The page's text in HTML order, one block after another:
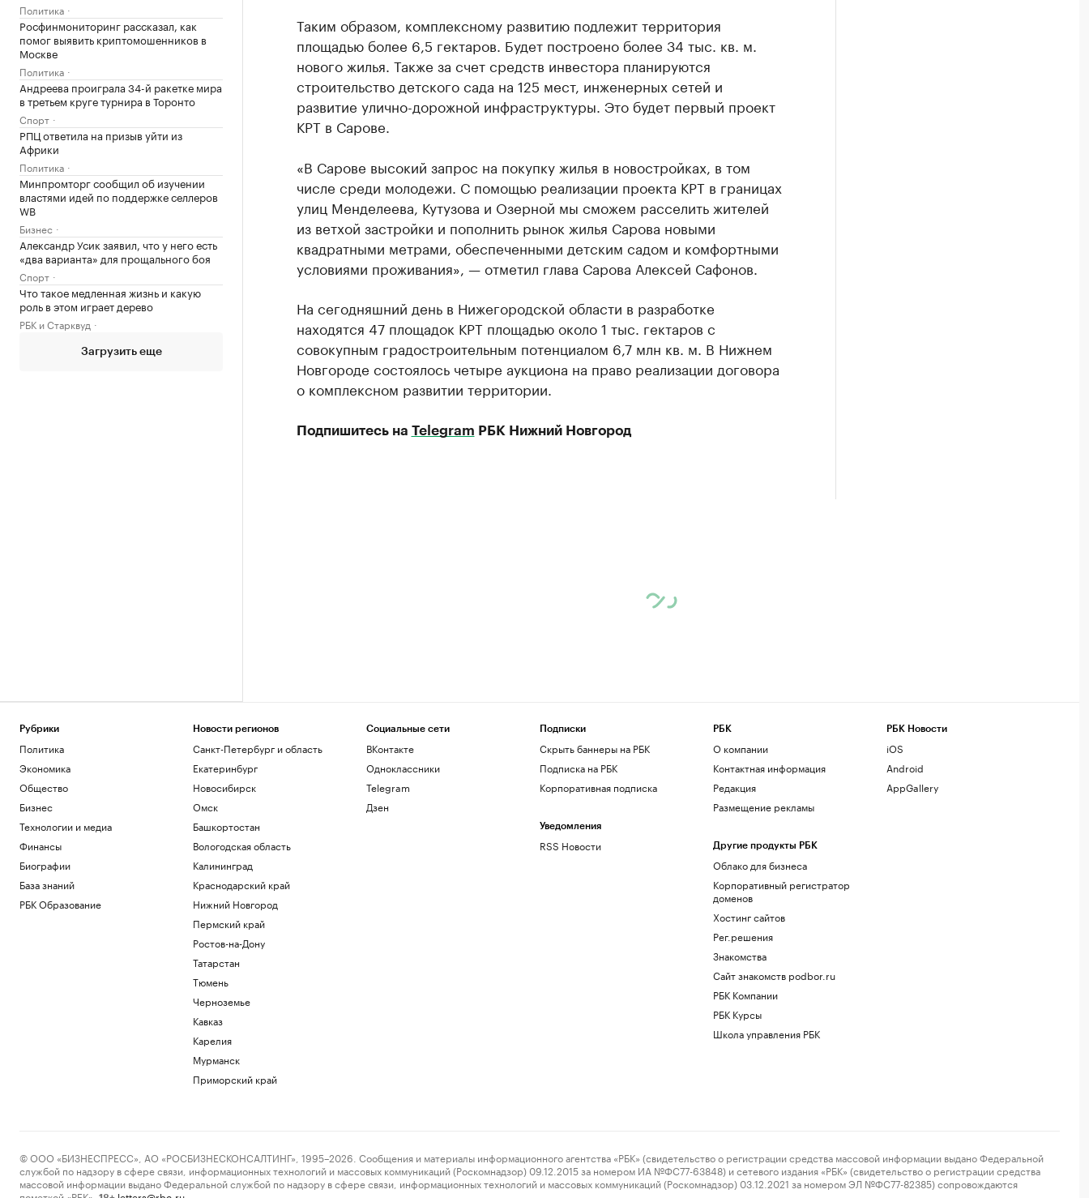
Политика
Росфинмониторинг рассказал, как
помог выявить криптомошенников в
Москве
Политика
Андреева проиграла 34-й ракетке мира
в третьем круге турнира в Торонто
Спорт
РПЦ ответила на призыв уйти из
Африки
Политика
Минпромторг сообщил об изучении
властями идей по поддержке селлеров
WB
Бизнес
Александр Усик заявил, что у него есть
«два варианта» для прощального боя
Спорт
Что такое медленная жизнь и какую
роль в этом играет дерево
РБК и Старквуд
Загрузить еще
Таким образом, комплексному развитию подлежит территория
площадью более 6,5 гектаров. Будет построено более 34 тыс. кв. м.
нового жилья. Также за счет средств инвестора планируются
строительство детского сада на 125 мест, инженерных сетей и
развитие улично-дорожной инфраструктуры. Это будет первый проект
КРТ в Сарове.
«В Сарове высокий запрос на покупку жилья в новостройках, в том
числе среди молодежи. С помощью реализации проекта КРТ в границах
улиц Менделеева, Кутузова и Озерной мы сможем расселить жителей
из ветхой застройки и пополнить рынок жилья Сарова новыми
квадратными метрами, обеспеченными детским садом и комфортными
условиями проживания», — отметил глава Сарова Алексей Сафонов.
На сегодняшний день в Нижегородской области в разработке
находятся 47 площадок КРТ площадью около 1 тыс. гектаров с
совокупным градостроительным потенциалом 6,7 млн кв. м. В Нижнем
Новгороде состоялось четыре аукциона на право реализации договора
о комплексном развитии территории.
Подпишитесь на Telegram РБК Нижний Новгород
Рубрики
Политика
Экономика
Общество
Бизнес
Технологии и медиа
Финансы
Биографии
База знаний
РБК Образование
Новости регионов
Санкт-Петербург и область
Екатеринбург
Новосибирск
Омск
Башкортостан
Вологодская область
Калининград
Краснодарский край
Нижний Новгород
Пермский край
Ростов-на-Дону
Татарстан
Тюмень
Черноземье
Кавказ
Карелия
Мурманск
Приморский край
Социальные сети
ВКонтакте
Одноклассники
Telegram
Дзен
Подписки
Скрыть баннеры на РБК
Подписка на РБК
Корпоративная подписка
Уведомления
RSS Новости
РБК
О компании
Контактная информация
Редакция
Размещение рекламы
Другие продукты РБК
Облако для бизнеса
Корпоративный регистратор
доменов
Хостинг сайтов
Рег.решения
Знакомства
Сайт знакомств podbor.ru
РБК Компании
РБК Курсы
Школа управления РБК
РБК Новости
iOS
Android
AppGallery
© ООО «БИЗНЕСПРЕСС», АО «РОСБИЗНЕСКОНСАЛТИНГ», 1995–2026. Сообщения и материалы информационного агентства «РБК» (свидетельство о регистрации средства массовой информации выдано Федеральной
службой по надзору в сфере связи, информационных технологий и массовых коммуникаций (Роскомнадзор) 09.12.2015 за номером ИА №ФС77-63848) и сетевого издания «РБК» (свидетельство о регистрации средства
массовой информации выдано Федеральной службой по надзору в сфере связи, информационных технологий и массовых коммуникаций (Роскомнадзор) 03.12.2021 за номером ЭЛ №ФС77-82385) сопровождаются